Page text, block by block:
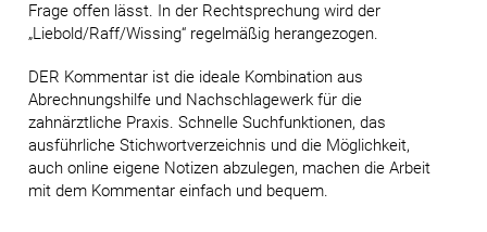
Frage offen lässt. In der Rechtsprechung wird der
„Liebold/Raff/Wissing“ regelmäßig herangezogen.
DER Kommentar ist die ideale Kombination aus
Abrechnungshilfe und Nachschlagewerk für die
zahnärztliche Praxis. Schnelle Suchfunktionen, das
ausführliche Stichwortverzeichnis und die Möglichkeit,
auch online eigene Notizen abzulegen, machen die Arbeit
mit dem Kommentar einfach und bequem.